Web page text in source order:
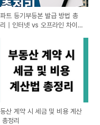
트 등기부등본 발급 방법 총
｜인터넷 vs 오프라인 차이까
산 계약 시 세금 및 비용 계산
총정리